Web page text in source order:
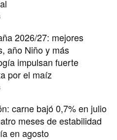
2026/27: mejores
año Niño y más
impulsan fuerte
por el maíz
carne bajó 0,7% en julio
meses de estabilidad
en agosto